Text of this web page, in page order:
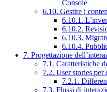
Console
6.10. Gestire i
6.10.1.
6.10.2.
6.10.3.
6.10.4.
7. Progettazione
7.1. Caratteristiche
7.2. User stories per
7.2.1.
7.3. Flussi di